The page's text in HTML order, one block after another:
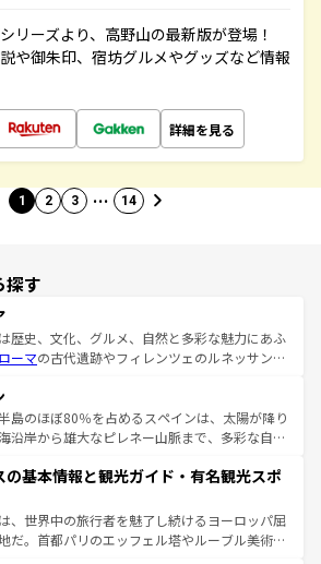
リーズより、高野山の最新版が登場！
や御朱印、宿坊グルメやグッズなど情報
詳細を見る
1 2 3 … 14
探す
歴史、文化、グルメ、自然と多彩な魅力にあふ
ローマの古代遺跡やフィレンツェのルネッサンス
カーナの美しい田園風景やアマルフィ海岸の絶
然景観も見逃せない。観光の合間には、本場の
タなど、絶品のイタリア料理を堪能することも
るイタリアで、忘れられない旅をしてみよう！
のイタリア情報は
島のほぼ80％を占めるスペインは、太陽が降り
沿岸から雄大なピレネー山脈まで、多彩な自然
くこの国では、情熱的なフラメンコ、熱気あふ
そして美味しいタパスが生活の一部となってい
ドリードの洗練された雰囲気や、バルセロナの
れた街角から、地方では古代ローマ遺跡や中世
の基本情報と観光ガイド・有名観光スポ
、世界中の旅行者を魅了し続けるヨーロッパ屈
だ。首都パリのエッフェル塔やルーブル美術館